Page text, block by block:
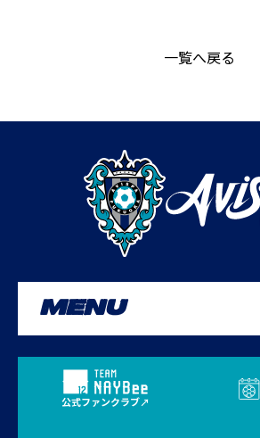
一覧へ戻る
MENU
公式ファンクラブ